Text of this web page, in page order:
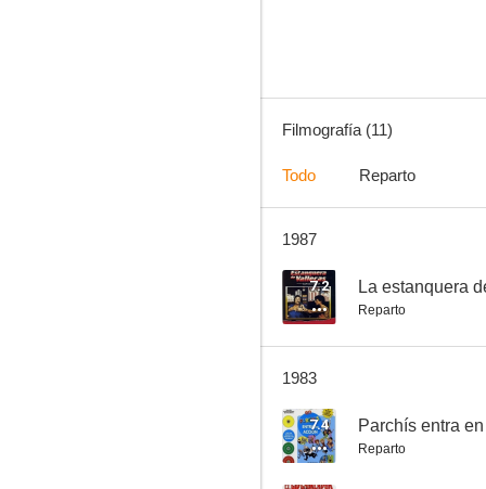
Filmografía (11)
Todo Reparto
1987
7.2 La estanquera
Reparto
1983
7.4 Parchís entra
Reparto